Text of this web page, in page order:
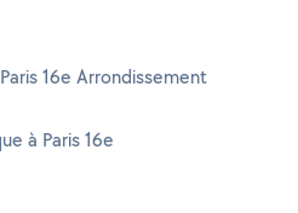
16e Arrondissement
à Paris 16e